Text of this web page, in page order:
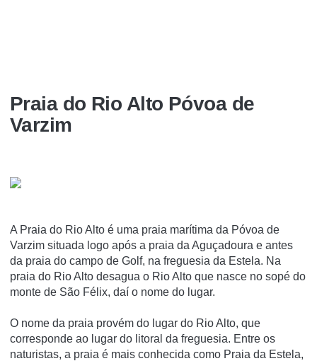
Praia do Rio Alto Póvoa de
Varzim
A Praia do Rio Alto é uma praia marí­tima da Póvoa de
Varzim situada logo após a praia da Aguçadoura e antes
da praia do campo de Golf, na freguesia da Estela. Na
praia do Rio Alto desagua o Rio Alto que nasce no sopé do
monte de São Félix, daí­ o nome do lugar.
O nome da praia provém do lugar do Rio Alto, que
corresponde ao lugar do litoral da freguesia. Entre os
naturistas, a praia é mais conhecida como Praia da Estela,